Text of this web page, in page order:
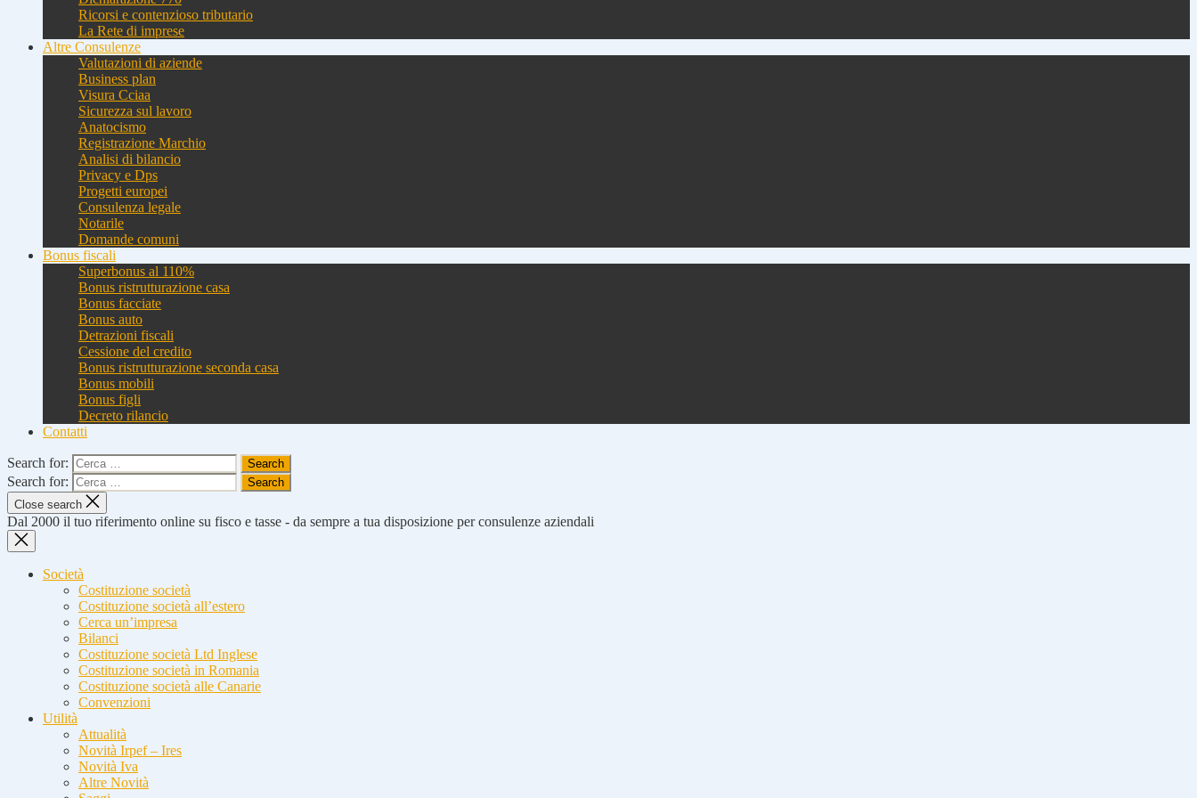
Ricorsi e contenzioso tributario
La Rete di imprese
Altre Consulenze
Valutazioni di aziende
Business plan
Visura Cciaa
Sicurezza sul lavoro
Anatocismo
Registrazione Marchio
Analisi di bilancio
Privacy e Dps
Progetti europei
Consulenza legale
Notarile
Domande comuni
Bonus fiscali
Superbonus al 110%
Bonus ristrutturazione casa
Bonus facciate
Bonus auto
Detrazioni fiscali
Cessione del credito
Bonus ristrutturazione seconda casa
Bonus mobili
Bonus figli
Decreto rilancio
Contatti
Search for:
Search for:
Close search
Dal 2000 il tuo riferimento online su fisco e tasse - da sempre a tua disposizione per consulenze aziendali
Società
Costituzione società
Costituzione società all’estero
Cerca un’impresa
Bilanci
Costituzione società Ltd Inglese
Costituzione società in Romania
Costituzione società alle Canarie
Convenzioni
Utilità
Attualità
Novità Irpef – Ires
Novità Iva
Altre Novità